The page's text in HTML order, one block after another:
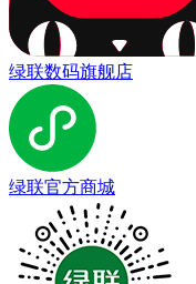
绿联数码旗舰店
绿联官方商城